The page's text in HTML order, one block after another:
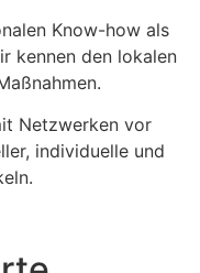
Know-how als
kennen den lokalen
Netzwerken vor
individuelle und